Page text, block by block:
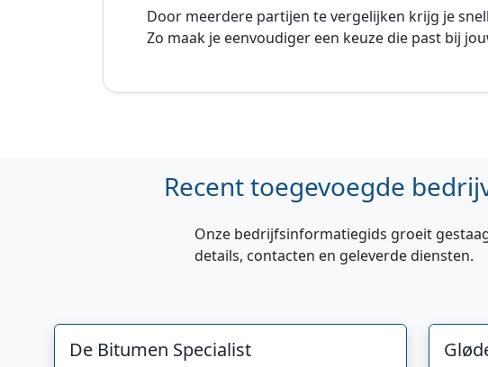
Door meerdere partijen te vergelijken krijg je
Zo maak je eenvoudiger een keuze die past bij
Recent toegevoegde
Onze bedrijfsinformatiegids groeit
details, contacten en geleverde diensten.
De Bitumen Specialist